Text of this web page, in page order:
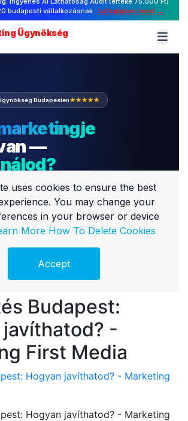
Budapest:
-
First Media
Hogyan javíthatod? - Marketing
Hogyan javíthatod? - Marketing